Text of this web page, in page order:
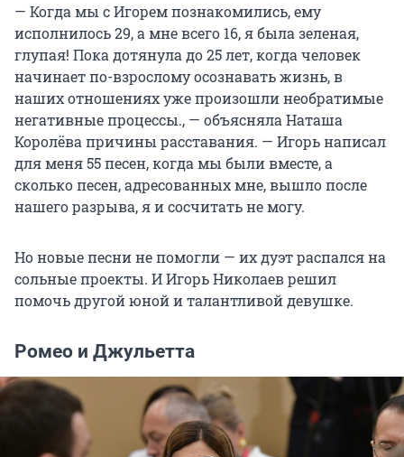
— Когда мы с Игорем познакомились, ему
исполнилось 29, а мне всего 16, я была зеленая,
глупая! Пока дотянула до 25 лет, когда человек
начинает по-взрослому осознавать жизнь, в
наших отношениях уже произошли необратимые
негативные процессы., — объясняла Наташа
Королёва причины расставания. — Игорь написал
для меня 55 песен, когда мы были вместе, а
сколько песен, адресованных мне, вышло после
нашего разрыва, я и сосчитать не могу.
Но новые песни не помогли — их дуэт распался на
сольные проекты. И Игорь Николаев решил
помочь другой юной и талантливой девушке.
Ромео и Джульетта